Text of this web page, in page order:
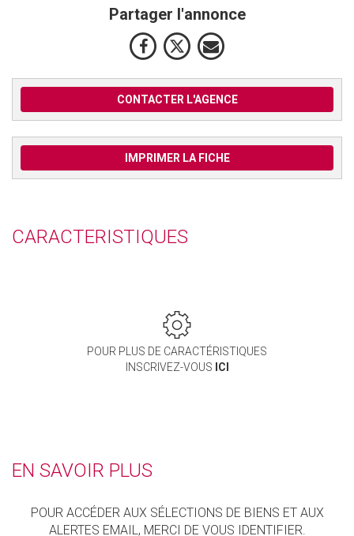
Partager l'annonce
CONTACTER L'AGENCE
IMPRIMER LA FICHE
CARACTERISTIQUES
POUR PLUS DE CARACTÉRISTIQUES
INSCRIVEZ-VOUS ICI
EN SAVOIR PLUS
POUR ACCÉDER AUX SÉLECTIONS DE BIENS ET AUX
ALERTES EMAIL, MERCI DE VOUS IDENTIFIER.